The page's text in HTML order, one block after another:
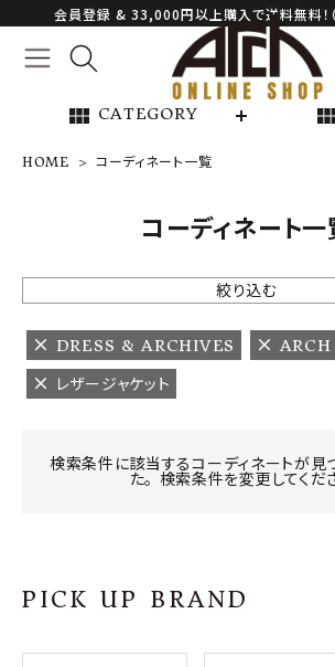
会員登録 & 33,000円以上購入で送料無料！
view_module CATEGORY
NEW ARRIVAL
ARCH EXCLUSIVE
BRAND
CATEGORY
プライバシーポリシー
HOME コーディネート一覧
コーディネート一
絞り込む
DRESS & ARCHIVES
ARCH
レザージャケット
検索条件に該当するコーディネートが見
た。 検索条件を変更してくだ
PICK UP BRAND